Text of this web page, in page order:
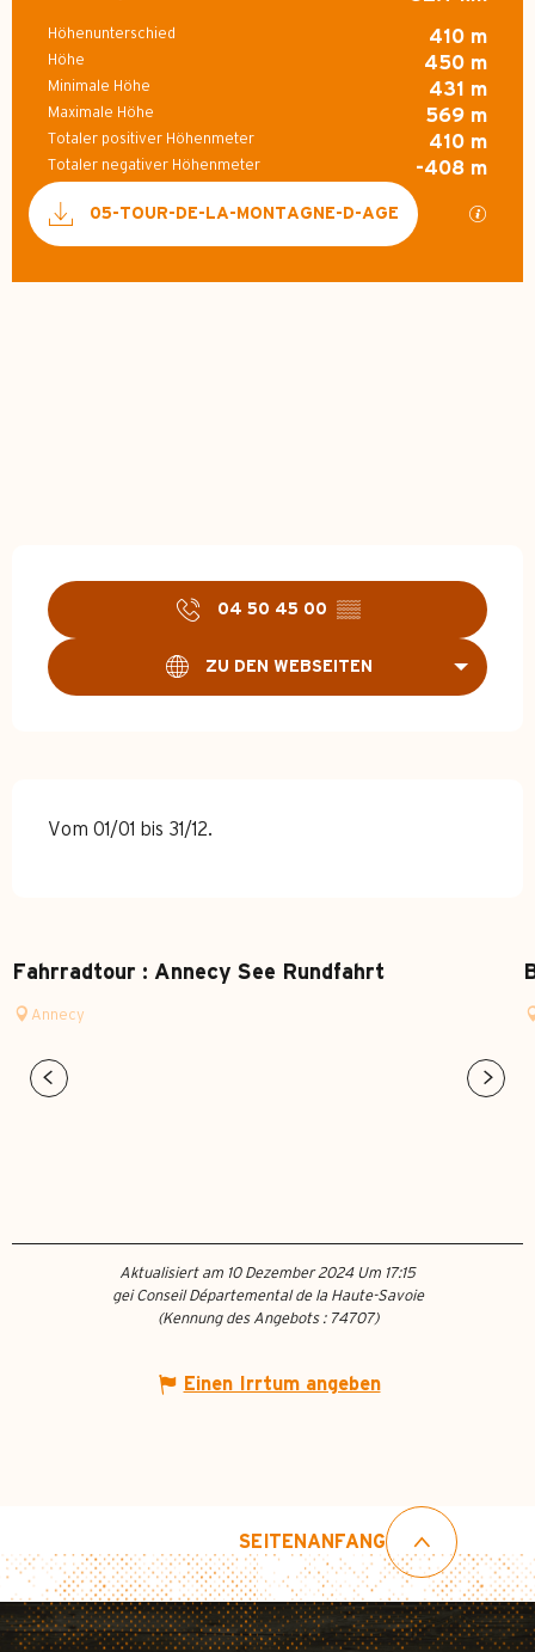
Höhenunterschied 410 m
Höhe 450 m
Minimale Höhe 431 m
Maximale Höhe 569 m
Totaler positiver Höhenmeter 410 m
Totaler negativer Höhenmeter -408 m
05-TOUR-DE-LA-MONTAGNE-D-AGE Mit
Öffnungszeiten &
04 50 45 00 ▒▒
ZU DEN WEBSEITEN
Vom 01/01 bis 31/12.
Fahrradtour : Annecy See Rundfahrt
Annecy
Aktualisiert am 10 Dezember 2024 Um 17:15
gei Conseil Départemental de la Haute-Savoie
(Kennung des Angebots : 74707)
Einen Irrtum angeben
SEITENANFANG